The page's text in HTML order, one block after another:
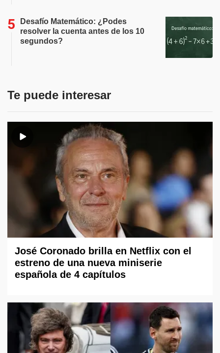
Desafío Matemático: ¿Podes
resolver la cuenta antes de los 10
segundos?
Te puede interesar
José Coronado brilla en Netflix con el
estreno de una nueva miniserie
española de 4 capítulos